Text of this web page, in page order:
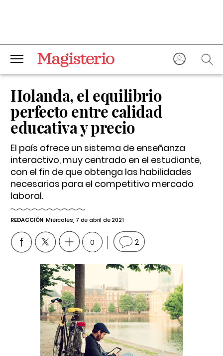
Holanda, el equilibrio
perfecto entre calidad
educativa y precio
El país ofrece un sistema de enseñanza
interactivo, muy centrado en el estudiante,
con el fin de que obtenga las habilidades
necesarias para el competitivo mercado
laboral.
REDACCIÓN Miércoles, 7 de abril de 2021
0 2